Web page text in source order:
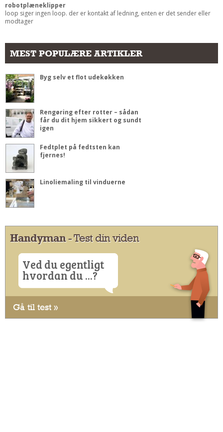
robotplæneklipper
loop siger ingen loop. der er kontakt af ledning, enten er det sender eller
modtager
MEST POPULÆRE ARTIKLER
Byg selv et flot udekøkken
Rengøring efter rotter – sådan
får du dit hjem sikkert og sundt
igen
Fedtplet på fedtsten kan
fjernes!
Linoliemaling til vinduerne
Handyman- Test din viden
Ved du egentligt
hvordan du ...?
Gå til test »